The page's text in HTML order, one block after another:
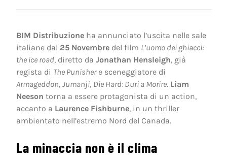
BIM Distribuzione ha annunciato l’uscita nelle sale
italiane dal 25 Novembre del film L’uomo dei ghiacci:
the ice road, diretto da Jonathan Hensleigh, già
regista di The Punishere sceneggiatore di
Armageddon, Jumanji, Die Hard: Duri a Morire. Liam
Neeson torna a essere protagonista di un action,
accanto a Laurence Fishburne, in un thriller
ambientato nell’estremo Nord del Canada.
La minaccia non è il clima